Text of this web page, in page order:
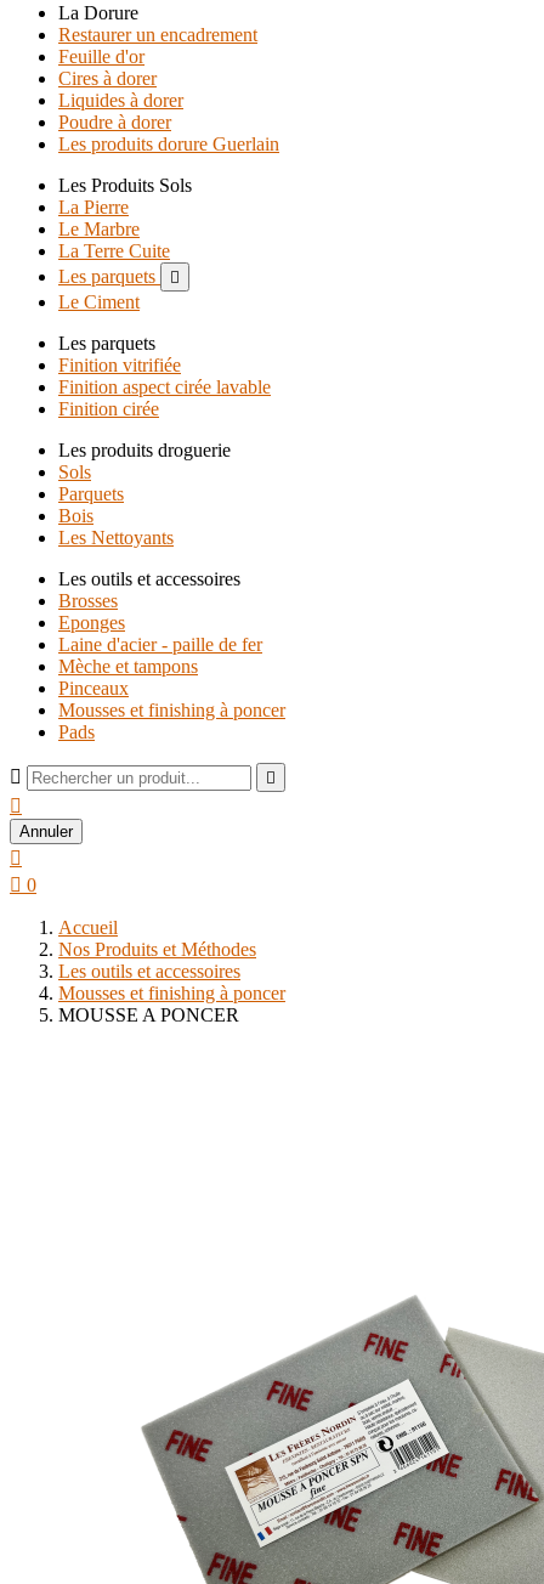
La Dorure
Restaurer un encadrement
Feuille d'or
Cires à dorer
Liquides à dorer
Poudre à dorer
Les produits dorure Guerlain
Les Produits Sols
La Pierre
Le Marbre
La Terre Cuite
Les parquets

Le Ciment
Les parquets
Finition vitrifiée
Finition aspect cirée lavable
Finition cirée
Les produits droguerie
Sols
Parquets
Bois
Les Nettoyants
Les outils et accessoires
Brosses
Eponges
Laine d'acier - paille de fer
Mèche et tampons
Pinceaux
Mousses et finishing à poncer
Pads
 

Annuler

 0
Accueil
Nos Produits et Méthodes
Les outils et accessoires
Mousses et finishing à poncer
MOUSSE A PONCER